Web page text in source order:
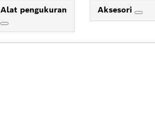
Alat pengukuran Aksesori